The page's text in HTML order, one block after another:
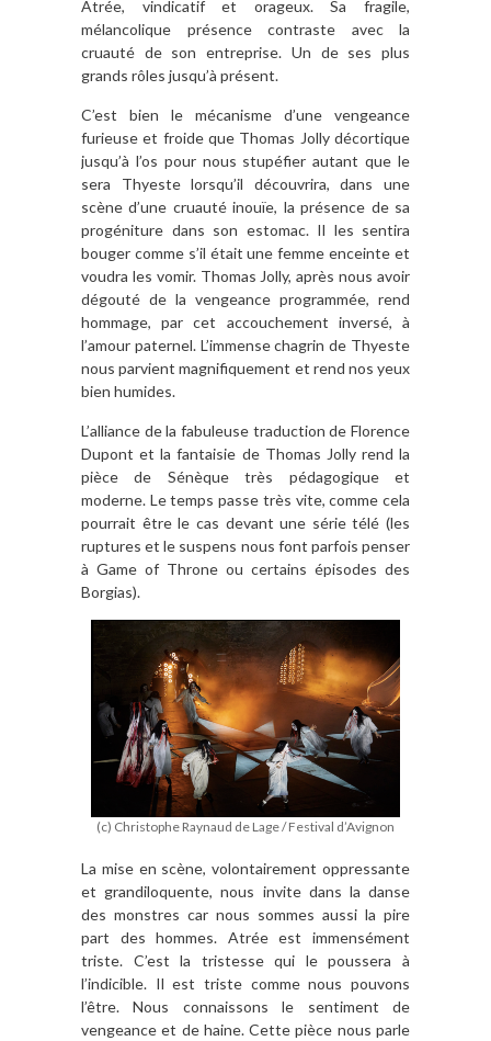
Atrée, vindicatif et orageux. Sa fragile,
mélancolique présence contraste avec la
cruauté de son entreprise. Un de ses plus
grands rôles jusqu’à présent.
C’est bien le mécanisme d’une vengeance
furieuse et froide que Thomas Jolly décortique
jusqu’à l’os pour nous stupéfier autant que le
sera Thyeste lorsqu’il découvrira, dans une
scène d’une cruauté inouïe, la présence de sa
progéniture dans son estomac. Il les sentira
bouger comme s’il était une femme enceinte et
voudra les vomir. Thomas Jolly, après nous avoir
dégouté de la vengeance programmée, rend
hommage, par cet accouchement inversé, à
l’amour paternel. L’immense chagrin de Thyeste
nous parvient magnifiquement et rend nos yeux
bien humides.
L’alliance de la fabuleuse traduction de Florence
Dupont et la fantaisie de Thomas Jolly rend la
pièce de Sénèque très pédagogique et
moderne. Le temps passe très vite, comme cela
pourrait être le cas devant une série télé (les
ruptures et le suspens nous font parfois penser
à Game of Throne ou certains épisodes des
Borgias).
(c) Christophe Raynaud de Lage / Festival d’Avignon
La mise en scène, volontairement oppressante
et grandiloquente, nous invite dans la danse
des monstres car nous sommes aussi la pire
part des hommes. Atrée est immensément
triste. C’est la tristesse qui le poussera à
l’indicible. Il est triste comme nous pouvons
l’être. Nous connaissons le sentiment de
vengeance et de haine. Cette pièce nous parle